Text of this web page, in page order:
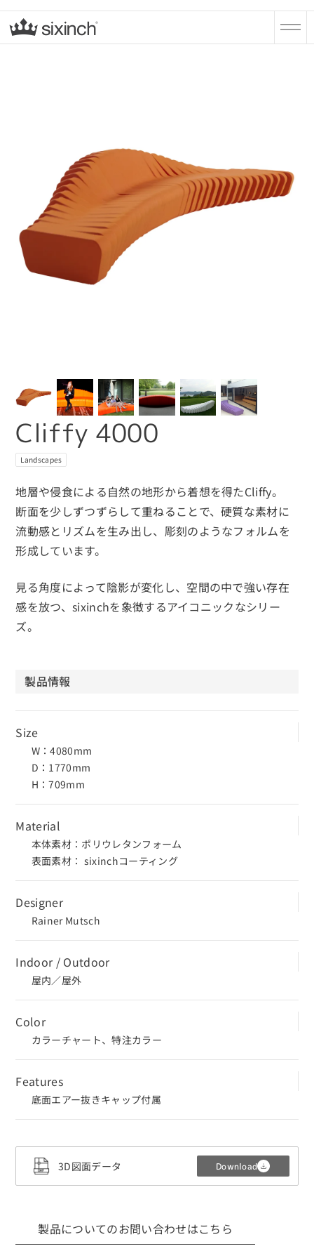
Cliffy 4000
Landscapes
地層や侵食による自然の地形から着想を得たCliffy。
断面を少しずつずらして重ねることで、硬質な素材に
流動感とリズムを生み出し、彫刻のようなフォルムを
形成しています。
見る角度によって陰影が変化し、空間の中で強い存在
感を放つ、sixinchを象徴するアイコニックなシリー
ズ。
製品情報
Size
W：4080mm
D：1770mm
H：709mm
Material
本体素材：ポリウレタンフォーム
表面素材： sixinchコーティング
Designer
Rainer Mutsch
Indoor / Outdoor
屋内／屋外
Color
カラーチャート、特注カラー
Features
底面エアー抜きキャップ付属
3D図面データ Download
製品についてのお問い合わせはこちら
3Dデータ（CADデータ）利用規約・注意
事項